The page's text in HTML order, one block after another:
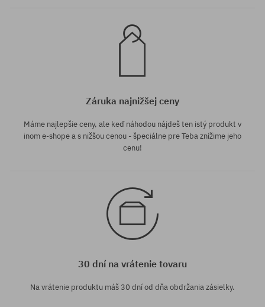
Záruka najnižšej ceny
Máme najlepšie ceny, ale keď náhodou nájdeš ten istý produkt v
inom e-shope a s nižšou cenou - špeciálne pre Teba znížime jeho
cenu!
30 dní na vrátenie tovaru
Na vrátenie produktu máš 30 dní od dňa obdržania zásielky.